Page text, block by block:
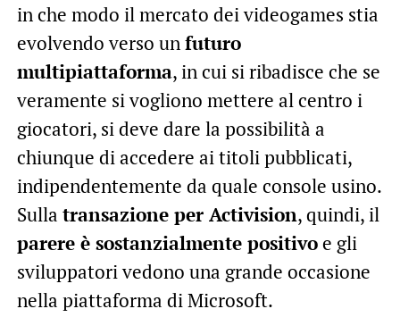
in che modo il mercato dei videogames stia
evolvendo verso un futuro
multipiattaforma, in cui si ribadisce che se
veramente si vogliono mettere al centro i
giocatori, si deve dare la possibilità a
chiunque di accedere ai titoli pubblicati,
indipendentemente da quale console usino.
Sulla transazione per Activision, quindi, il
parere è sostanzialmente positivoe gli
sviluppatori vedono una grande occasione
nella piattaforma di Microsoft.